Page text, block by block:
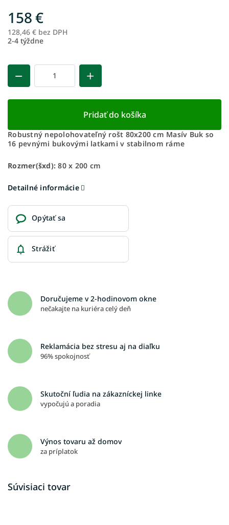
158 €
128,46 € bez DPH
2-4 týždne
Pridať do košíka
Robustný nepolohovateľný rošt 80x200 cm Masív Buk so
16 pevnými bukovými latkami v stabilnom ráme
Rozmer(šxd):80 x 200 cm
Detailné informácie
Opýtať sa
Strážiť
Doručujeme v 2-hodinovom okne
nečakajte na kuriéra celý deň
Reklamácia bez stresu aj na diaľku
96% spokojnosť
Skutoční ľudia na zákazníckej linke
vypočujú a poradia
Výnos tovaru až domov
za príplatok
Súvisiaci tovar